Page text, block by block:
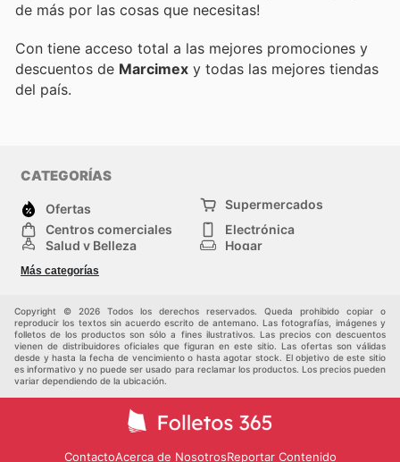
de más por las cosas que necesitas!
Con tiene acceso total a las mejores promociones y
descuentos de Marcimex y todas las mejores tiendas
del país.
CATEGORÍAS
Ofertas
Supermercados
Centros comerciales
Electrónica
Salud y Belleza
Hogar
Construcción
Más categorías
Copyright © 2026 Todos los derechos reservados. Queda prohibido copiar o
reproducir los textos sin acuerdo escrito de antemano. Las fotografías, imágenes y
folletos de los productos son sólo a fines ilustrativos. Las precios con descuentos
vienen de distribuidores oficiales que figuran en este sitio. Las ofertas son válidas
desde y hasta la fecha de vencimiento o hasta agotar stock. El objetivo de este sitio
es informativo y no puede ser usado para reclamar los productos. Los precios pueden
variar dependiendo de la ubicación.
ContactoAcerca de NosotrosReportar Contenido